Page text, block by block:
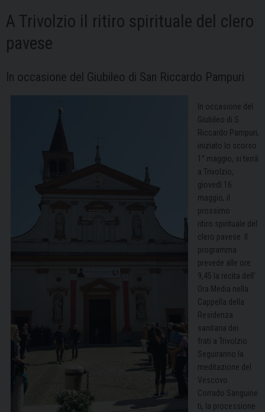
A Trivolzio il ritiro spirituale del clero
pavese
In occasione del Giubileo di San Riccardo Pampuri
In occasione del
Giubileo di S.
Riccardo Pampuri,
iniziato lo scorso
1° maggio, si terrà
a Trivolzio,
giovedì 16
maggio, il
prossimo
ritiro spirituale del
clero pavese. Il
programma
prevede alle ore
9,45 la recita dell’
Ora Media nella
Cappella della
Residenza
sanitaria dei
frati a Trivolzio.
Seguiranno la
meditazione del
Vescovo
Corrado Sanguine
ti, la processione